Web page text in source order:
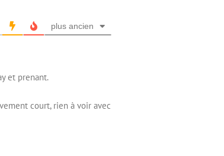
plus ancien
et prenant.
court, rien à voir avec